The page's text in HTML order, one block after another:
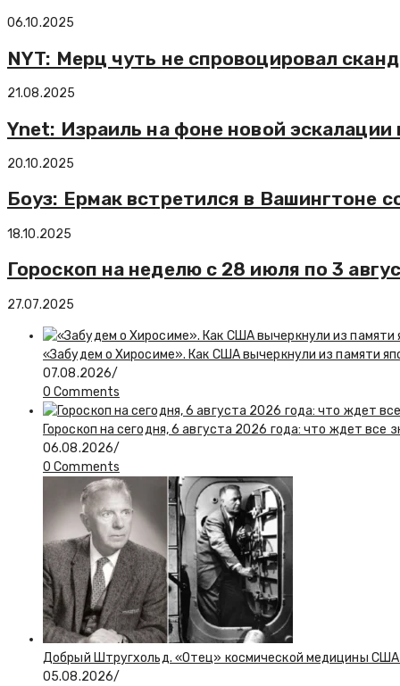
06.10.2025
NYT: Мерц чуть не спровоцировал
21.08.2025
Ynet: Израиль на фоне новой
20.10.2025
Боуз: Ермак встретился в Вашингтоне
18.10.2025
Гороскоп на неделю с 28 июля по 3
27.07.2025
«Забудем о Хиросиме». Как США вычеркнули из памяти
07.08.2026/
0 Comments
Гороскоп на сегодня, 6 августа 2026 года: что ждет все
06.08.2026/
0 Comments
Добрый Штругхольд. «Отец» космической медицины
05.08.2026/